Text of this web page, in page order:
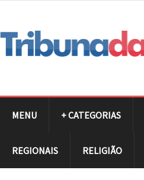
MENU + CATEGORIAS
REGIONAIS RELIGIÃO